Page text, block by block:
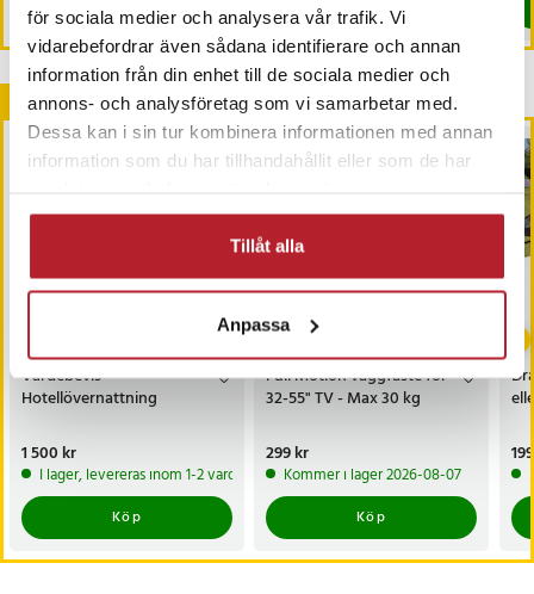
för sociala medier och analysera vår trafik. Vi
vidarebefordrar även sådana identifierare och annan
information från din enhet till de sociala medier och
annons- och analysföretag som vi samarbetar med.
Dessa kan i sin tur kombinera informationen med annan
information som du har tillhandahållit eller som de har
Tillåt alla
Anpassa
Köp
Andra köpte också
Värdebevis
Hotellövernattning
Pris:1 500 kr
1 500 kr
I lager, levereras inom 1-2 vardagar
Köp
Full Motion väggfäste för
32-55" TV - Max 30 kg
Pris:299 kr
299 kr
Kommer i lager 2026-08-07
Köp